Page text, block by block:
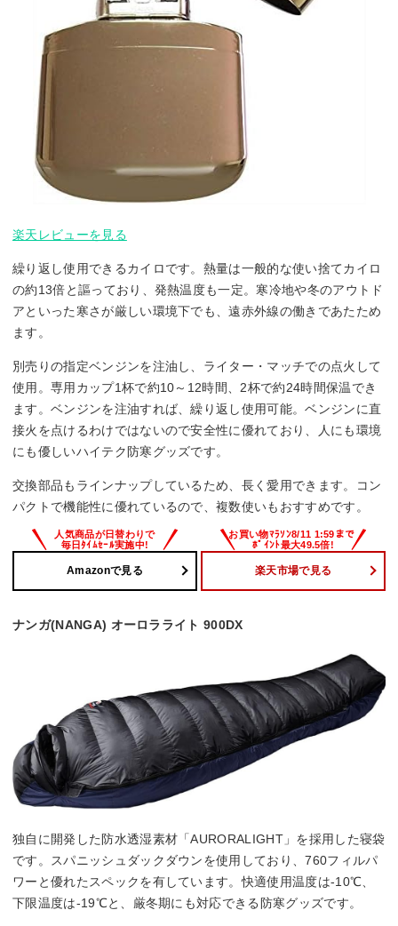
楽天レビューを見る
繰り返し使用できるカイロです。熱量は一般的な使い捨てカイロ
の約13倍と謳っており、発熱温度も一定。寒冷地や冬のアウトド
アといった寒さが厳しい環境下でも、遠赤外線の働きであたため
ます。
別売りの指定ベンジンを注油し、ライター・マッチでの点火して
使用。専用カップ1杯で約10～12時間、2杯で約24時間保温でき
ます。ベンジンを注油すれば、繰り返し使用可能。ベンジンに直
接火を点けるわけではないので安全性に優れており、人にも環境
にも優しいハイテク防寒グッズです。
交換部品もラインナップしているため、長く愛用できます。コン
パクトで機能性に優れているので、複数使いもおすすめです。
Amazonで見る 楽天市場で見る
ナンガ(NANGA) オーロラライト 900DX
独自に開発した防水透湿素材「AURORALIGHT」を採用した寝袋
です。スパニッシュダックダウンを使用しており、760フィルパ
ワーと優れたスペックを有しています。快適使用温度は-10℃、
下限温度は-19℃と、厳冬期にも対応できる防寒グッズです。